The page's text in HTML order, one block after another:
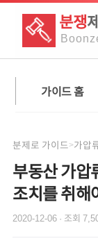
분쟁
Boon
가이드 홈
분제로 가이드>가압
부동산 가압
조치를 취해
2020-12-06 · 조회